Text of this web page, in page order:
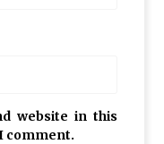
website in this
comment.